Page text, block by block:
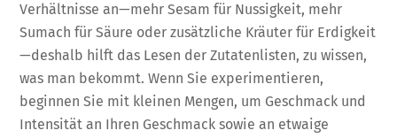
Verhältnisse an—mehr Sesam für Nussigkeit, mehr
Sumach für Säure oder zusätzliche Kräuter für Erdigkeit
—deshalb hilft das Lesen der Zutatenlisten, zu wissen,
was man bekommt. Wenn Sie experimentieren,
beginnen Sie mit kleinen Mengen, um Geschmack und
Intensität an Ihren Geschmack sowie an etwaige